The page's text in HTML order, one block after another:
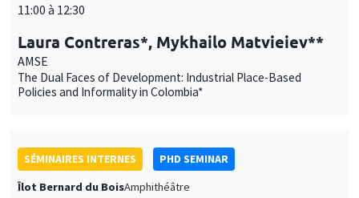
11:00 à 12:30
Laura Contreras*, Mykhailo Matvieiev**
AMSE
The Dual Faces of Development: Industrial Place-Based
Policies and Informality in Colombia*
SÉMINAIRES INTERNES
PHD SEMINAR
Îlot Bernard du BoisAmphithéâtre